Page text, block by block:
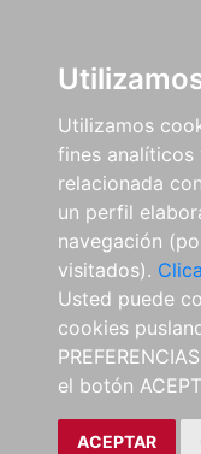
Utilizamos
fines
relacionada
un perfil
navegación
visitados).
Usted puede
cookies
el botón
ACEPTAR